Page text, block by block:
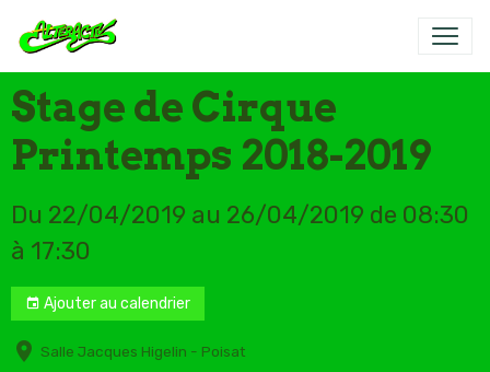
Stage de Cirque
Printemps 2018-2019
Du 22/04/2019 au 26/04/2019 de 08:30
à 17:30
Ajouter au calendrier
Salle Jacques Higelin - Poisat